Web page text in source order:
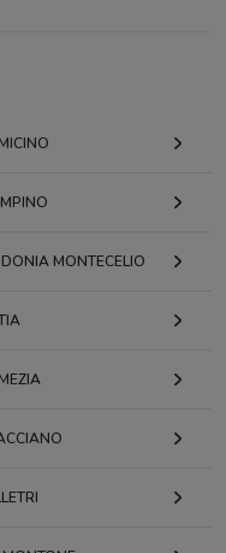
MONTECELIO